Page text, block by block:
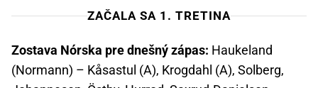
ZAČALA SA 1. TRETINA
Zostava Nórska pre dnešný zápas: Haukeland
(Normann) – Kåsastul (A), Krogdahl (A), Solberg,